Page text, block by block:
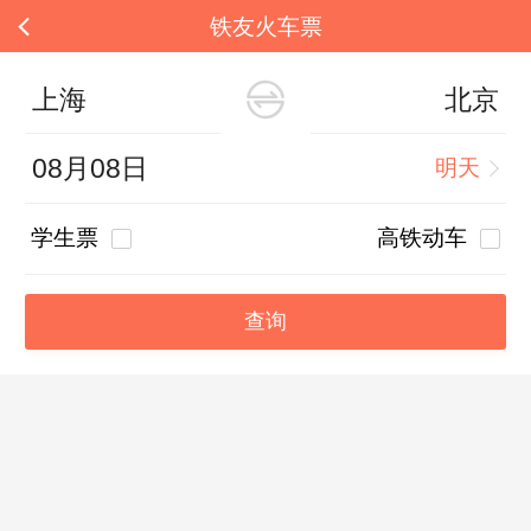
铁友火车票
上海 北京
08月08日 明天
学生票 高铁动车
查询